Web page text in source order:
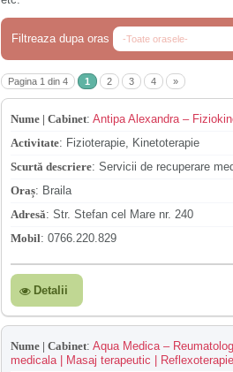
Filtreaza dupa oras
Pagina 1 din 4 1 2 3 4 »
Nume | Cabinet: Antipa Alexandra –
Activitate: Fizioterapie, Kinetoterapie
Scurtă descriere: Servicii de recuperare
Oraș: Braila
Adresă: Str. Stefan cel Mare nr. 240
Mobil: 0766.220.829
Detalii
Nume | Cabinet:Aqua Medica –
medicala | Masaj terapeutic |